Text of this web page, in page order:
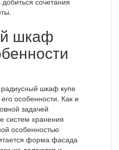
шкаф
шкаф купе
особенности. Как и
задачей
систем хранения
особенностью
форма фасада